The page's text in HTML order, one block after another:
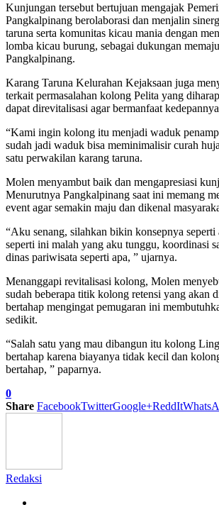
Kunjungan tersebut bertujuan mengajak
Pangkalpinang berolaborasi dan menjalin
taruna serta komunitas kicau mania dengan
lomba kicau burung, sebagai dukungan
Pangkalpinang.
Karang Taruna Kelurahan Kejaksaan juga
terkait permasalahan kolong Pelita yang
dapat direvitalisasi agar bermanfaat
“Kami ingin kolong itu menjadi waduk
sudah jadi waduk bisa meminimalisir curah
satu perwakilan karang taruna.
Molen menyambut baik dan mengapresiasi
Menurutnya Pangkalpinang saat ini memang
event agar semakin maju dan dikenal
“Aku senang, silahkan bikin konsepnya seperti
seperti ini malah yang aku tunggu, koordinasi
dinas pariwisata seperti apa, ” ujarnya.
Menanggapi revitalisasi kolong, Molen
sudah beberapa titik kolong retensi yang akan
bertahap mengingat pemugaran ini
sedikit.
“Salah satu yang mau dibangun itu kolong
bertahap karena biayanya tidak kecil dan
bertahap, ” paparnya.
0
Share FacebookTwitterGoogle+ReddIt
Redaksi